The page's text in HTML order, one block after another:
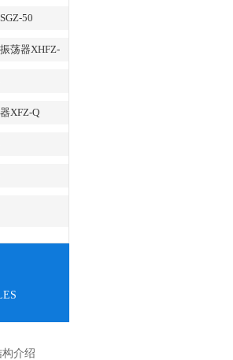
50
荡器XHFZ-
XFZ-Q
介绍